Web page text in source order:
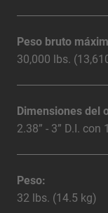
Peso bruto
30,000 lbs.
Dimensiones del
2.38” - 3” D.I. con
Peso:
32 lbs. (14.5 kg)